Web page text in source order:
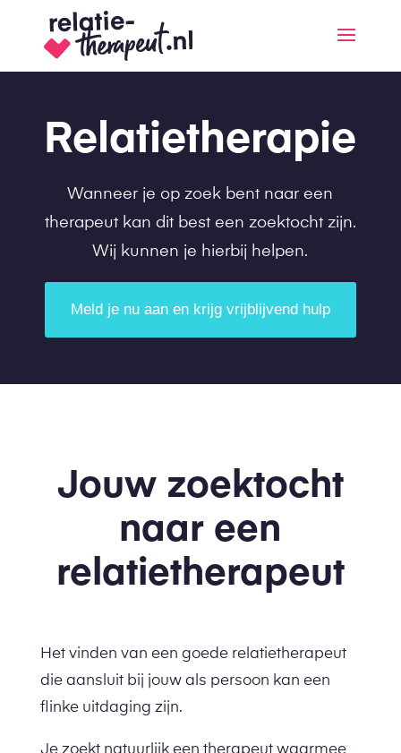
Relatietherapie
Wanneer je op zoek bent naar een
therapeut kan dit best een zoektocht zijn.
Wij kunnen je hierbij helpen.
Meld je nu aan en krijg vrijblijvend hulp
Jouw zoektocht
naar een
relatietherapeut
Het vinden van een goede relatietherapeut
die aansluit bij jouw als persoon kan een
flinke uitdaging zijn.
Je zoekt natuurlijk een therapeut waarmee